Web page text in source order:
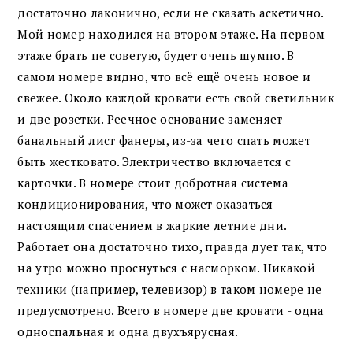
достаточно лаконично, если не сказать аскетично.
Мой номер находился на втором этаже. На первом
этаже брать не советую, будет очень шумно. В
самом номере видно, что всё ещё очень новое и
свежее. Около каждой кровати есть свой светильник
и две розетки. Реечное основание заменяет
банальный лист фанеры, из-за чего спать может
быть жестковато. Электричество включается с
карточки. В номере стоит добротная система
кондиционирования, что может оказаться
настоящим спасением в жаркие летние дни.
Работает она достаточно тихо, правда дует так, что
на утро можно проснуться с насморком. Никакой
техники (например, телевизор) в таком номере не
предусмотрено. Всего в номере две кровати - одна
односпальная и одна двухъярусная.